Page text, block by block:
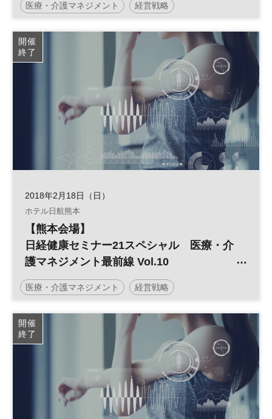
2025年に向けた医療経営戦略」
医療・介護マネジメント 経営戦略
日経健康セミナー
大和ハウス工業
開催
終了
2018年2月18日（日）
ホテル日航熊本
【熊本会場】
日経健康セミナー21スペシャル 医療・介
護マネジメント最前線 Vol.10
「2018年診療・介護報酬の同時改定
2025年に向けた医療経営戦略」
医療・介護マネジメント 経営戦略
日経健康セミナー
大和ハウス工業
開催
終了